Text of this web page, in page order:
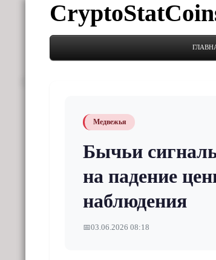
Медвежья
Бычьи
на падение
наблюдения
📅03.06.2026 08:18